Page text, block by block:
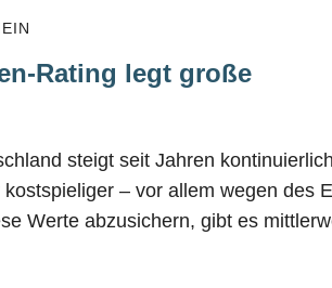
Rating legt große
steigt seit Jahren
– vor allem wegen des
Werte abzusichern, gibt es